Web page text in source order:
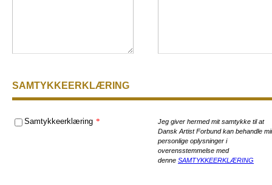
SAMTYKKEERKLÆRING
Samtykkeerklæring *
Jeg giver hermed mit samtykke til at
Dansk Artist Forbund kan behandle
personlige oplysninger i
overensstemmelse med
denne SAMTYKKEERKLÆRING